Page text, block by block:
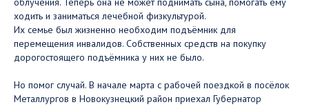
ходить и заниматься лечебной физкультурой.
Их семье был жизненно необходим подъёмник для
перемещения инвалидов. Собственных средств на покупку
дорогостоящего подъёмника у них не было.
Но помог случай. В начале марта с рабочей поездкой в посёлок
Металлургов в Новокузнецкий район приехал Губернатор